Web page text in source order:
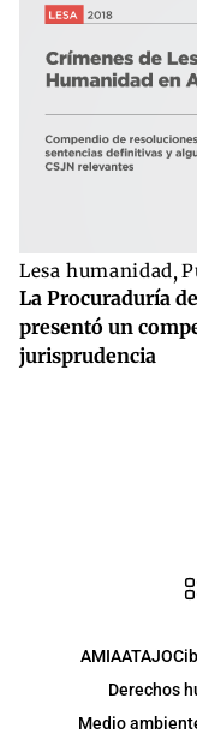
Lesa humanidad,
La Procuraduría
presentó un
jurisprudencia
AMIAATAJO
Derechos
Medio